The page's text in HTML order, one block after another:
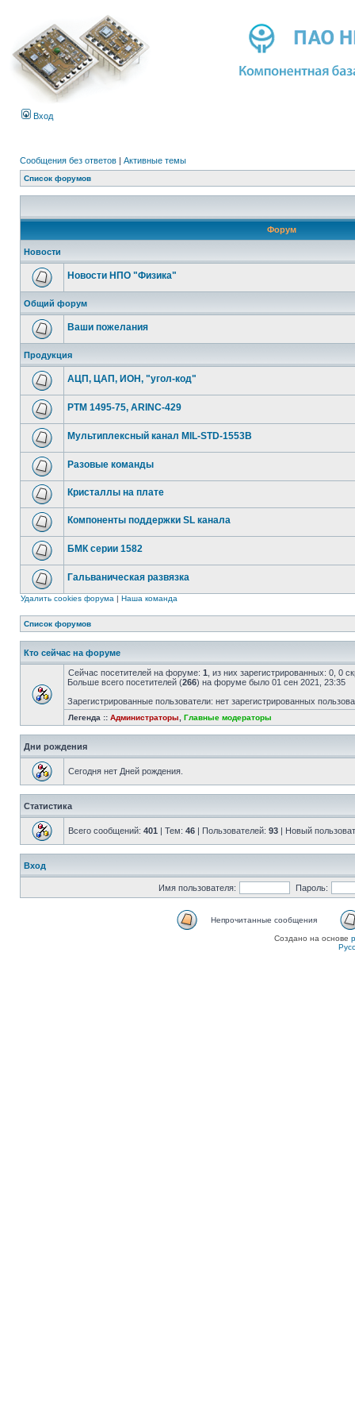
Вход
Сообщения без ответов | Активные темы
Список форумов
Форум
Новости
Новости НПО "Физика"
Общий форум
Ваши пожелания
Продукция
АЦП, ЦАП, ИОН, "угол-код"
РТМ 1495-75, ARINC-429
Мультиплексный канал MIL-STD-1553B
Разовые команды
Кристаллы на плате
Компоненты поддержки SL канала
БМК серии 1582
Гальваническая развязка
Удалить cookies форума | Наша команда
Список форумов
Кто сейчас на форуме
Сейчас посетителей на форуме: 1 , из них зарегистрированных: 0, 0
Больше всего посетителей (266) на форуме было 01 сен 2021, 23:35
Зарегистрированные пользователи: нет зарегистрированных
Легенда :: Администраторы Главные модераторы
Дни рождения
Сегодня нет Дней рождения.
Статистика
Всего сообщений: 401 | Тем: 46 | Пользователей: 93 | Новый
Вход
Имя пользователя: Пароль:
Непрочитанные сообщения
Создано на основе